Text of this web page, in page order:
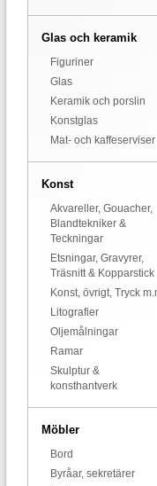
Glas och keramik
Figuriner
Glas
Keramik och porslin
Konstglas
Mat- och kaffeserviser
Konst
Akvareller, Gouacher,
Blandtekniker &
Teckningar
Etsningar, Gravyrer,
Träsnitt & Kopparstick
Konst, övrigt, Tryck
Litografier
Oljemålningar
Ramar
Skulptur &
konsthantverk
Möbler
Bord
Byråar, sekretärer